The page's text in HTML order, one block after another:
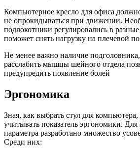
Компьютерное кресло для офиса
не опрокидываться при движении.
подлокотники регулировались в
поможет снять нагрузку на плечевой
Не менее важно наличие
расслабить мышцы шейного отдела
предупредить появление болей
Эргономика
Зная, как выбрать стул для компьютера,
учитывать показатель эргономики.
параметра разработано множество
Среди них: